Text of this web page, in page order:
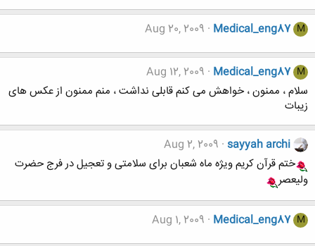
M
Medical_eng87
Aug 20, 2009
M
Medical_eng87
Aug 12, 2009
سلام ، ممنون ، خواهش می کنم قابلی نداشت ، منم ممنون از عکس های
زیبات
sayyah archi
Aug 2, 2009
ختم قرآن کریم ویژه ماه شعبان برای سلامتی و تعجیل در فرج حضرت
ولیعصر
M
Medical_eng87
Aug 1, 2009